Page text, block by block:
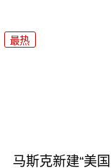
最热
马斯克新建“美